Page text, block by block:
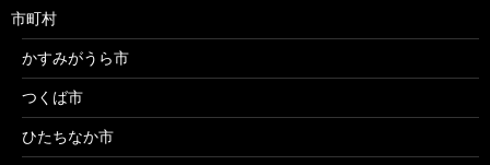
市町村
かすみがうら市
つくば市
ひたちなか市